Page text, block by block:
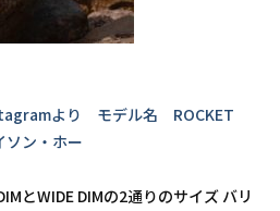
より　モデル名　ROCKET
ソン・ホー
とWIDE DIMの2通りのサイズ バリ